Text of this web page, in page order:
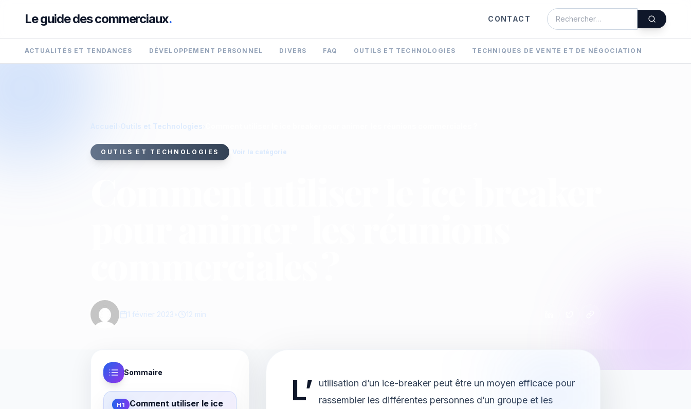
Le guide des commerciaux. CONTACT
Rechercher un article
ACTUALITÉS ET TENDANCES DÉVELOPPEMENT PERSONNEL DIVERS FAQ OUTILS ET TECHNOLOGIES TECHNIQUES DE VENTE ET DE NÉGOCIATION
Outils et Technologies
OUTILS ET TECHNOLOGIES Voir la catégorie
1 février 2023 12 min
Sommaire
H1
Comment utiliser le ice
L’
utilisation d’un ice-breaker peut être un moyen efficace pour
rassembler les différentes personnes d’un groupe et les